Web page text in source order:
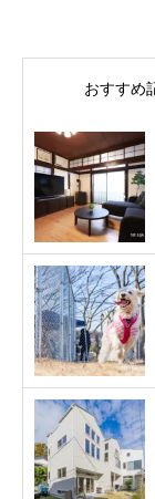
おすすめ